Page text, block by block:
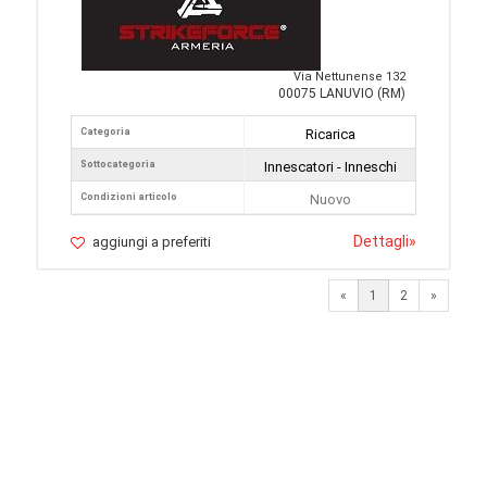
Via Nettunense 132
00075 LANUVIO (RM)
Categoria
Sottocategoria
Condizioni articolo
Ricarica
Innescatori - Inneschi
Nuovo
aggiungi a preferiti Dettagli»
« 1 2 »